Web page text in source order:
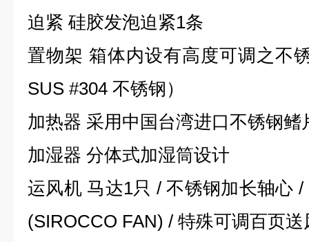
迫紧 硅胶发泡迫紧1条
置物架 箱体内设有高度可调之不
SUS #304 不锈钢）
加热器 采用中国台湾进口不锈钢
加湿器 分体式加湿筒设计
运风机 马达1只 / 不锈钢加长轴心
(SIROCCO FAN) / 特殊可调百页